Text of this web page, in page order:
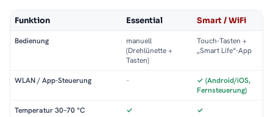
Funktion Essential Smart / WiFi
Bedienung
manuell
(Drehlünette +
Tasten)
Touch-Tasten +
„Smart Life“-App
WLAN / App-Steuerung –
✓ (Android/iOS,
Fernsteuerung)
Temperatur 30–70 °C ✓ ✓